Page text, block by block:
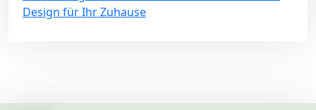
Design für Ihr Zuhause